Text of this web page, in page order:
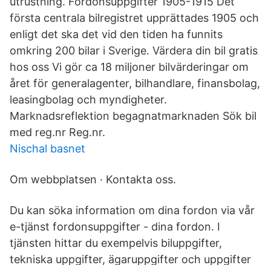
första centrala bilregistret upprättades 1905 och
enligt det ska det vid den tiden ha funnits
omkring 200 bilar i Sverige. Värdera din bil gratis
hos oss Vi gör ca 18 miljoner bil­värderingar om
året för general­agenter, bil­handlare, finans­bolag,
leasing­bolag och myndig­heter.
Marknadsreflektion begagnatmarknaden Sök bil
med reg.nr Reg.nr.
Nischal basnet
Om webbplatsen · Kontakta oss.
Du kan söka information om dina fordon via vår
e-tjänst fordonsuppgifter - dina fordon. I
tjänsten hittar du exempelvis biluppgifter,
tekniska uppgifter, ägaruppgifter och uppgifter